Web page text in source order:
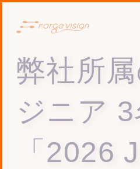
弊社所
ジニア
「2026